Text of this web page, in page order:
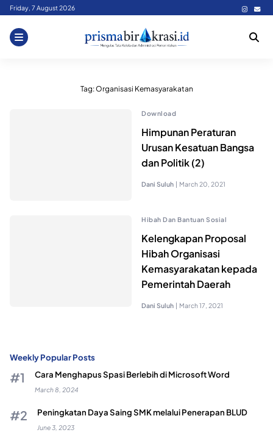
Skip
content
Friday, 7 August 2026
Tag:Organisasi Kemasyarakatan
Download
Himpunan Peraturan
Urusan Kesatuan Bangsa
dan Politik (2)
Dani Suluh | March 20, 2021
Hibah Dan Bantuan Sosial
Kelengkapan Proposal
Hibah Organisasi
Kemasyarakatan kepada
Pemerintah Daerah
Dani Suluh | March 17, 2021
Weekly Popular Posts
Cara Menghapus Spasi Berlebih di Microsoft Word
March 8, 2024
Peningkatan Daya Saing SMK melalui Penerapan BLUD
June 3, 2023